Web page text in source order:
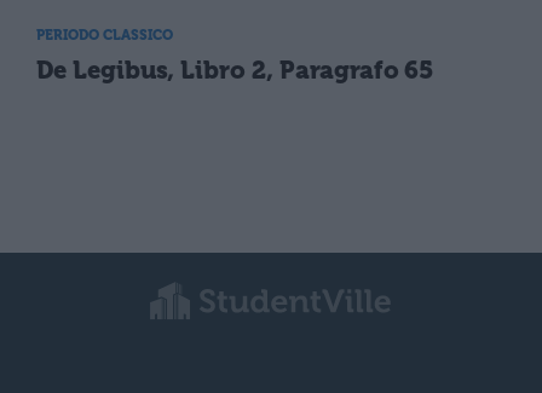
PERIODO CLASSICO
De Legibus, Libro 2, Paragrafo 65